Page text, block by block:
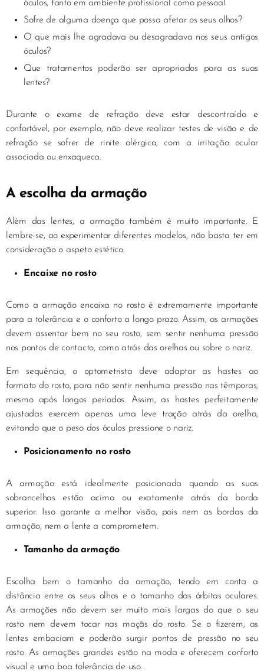
óculos, tanto em ambiente profissional como pessoal.
Sofre de alguma doença que possa afetar os seus olhos?
O que mais lhe agradava ou desagradava nos seus antigos
óculos?
Que tratamentos poderão ser apropriados para as suas
lentes?
Durante o exame de refração deve estar descontraído e
confortável, por exemplo, não deve realizar testes de visão e de
refração se sofrer de rinite alérgica, com a irritação ocular
associada ou enxaqueca.
A escolha da armação
Além das lentes, a armação também é muito importante. E
lembre-se, ao experimentar diferentes modelos, não basta ter em
consideração o aspeto estético.
Encaixe no rosto
Como a armação encaixa no rosto é extremamente importante
para a tolerância e o conforto a longo prazo. Assim, as armações
devem assentar bem no seu rosto, sem sentir nenhuma pressão
nos pontos de contacto, como atrás das orelhas ou sobre o nariz.
Em sequência, o optometrista deve adaptar as hastes ao
formato do rosto, para não sentir nenhuma pressão nas têmporas,
mesmo após longos períodos. Assim, as hastes perfeitamente
ajustadas exercem apenas uma leve tração atrás da orelha,
evitando que o peso dos óculos pressione o nariz.
Posicionamento no rosto
A armação está idealmente posicionada quando as suas
sobrancelhas estão acima ou exatamente atrás da borda
superior. Isso garante a melhor visão, pois nem as bordas da
armação, nem a lente a comprometem.
Tamanho da armação
Escolha bem o tamanho da armação, tendo em conta a
distância entre os seus olhos e o tamanho das órbitas oculares.
As armações não devem ser muito mais largas do que o seu
rosto nem devem tocar nas maçãs do rosto. Se o fizerem, as
lentes embaciam e poderão surgir pontos de pressão no seu
rosto. As armações grandes estão na moda e oferecem conforto
visual e uma boa tolerância de uso.